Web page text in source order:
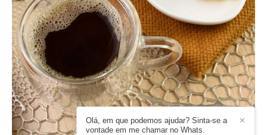
✕
Olá, em que podemos ajudar? Sinta-se a
vontade em me chamar no Whats.